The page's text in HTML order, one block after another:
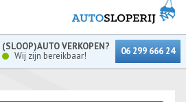
(SLOOP)AUTO VERKOPEN?
Wij zijn bereikbaar!
06 299 666 24